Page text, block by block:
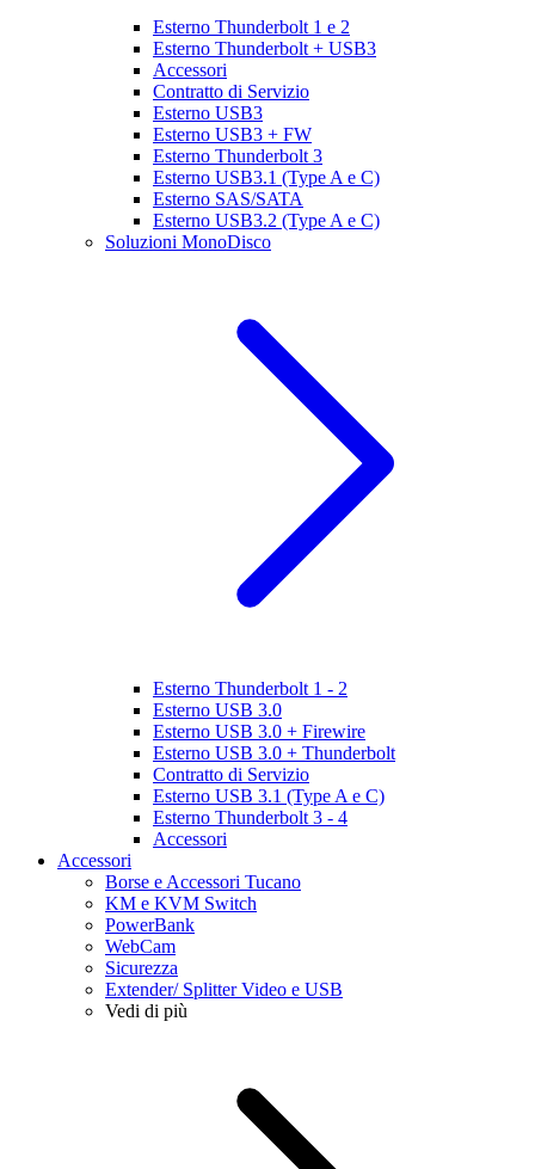
Esterno Thunderbolt 1 e 2
Esterno Thunderbolt + USB3
Accessori
Contratto di Servizio
Esterno USB3
Esterno USB3 + FW
Esterno Thunderbolt 3
Esterno USB3.1 (Type A e C)
Esterno SAS/SATA
Esterno USB3.2 (Type A e C)
Soluzioni MonoDisco
Esterno Thunderbolt 1 - 2
Esterno USB 3.0
Esterno USB 3.0 + Firewire
Esterno USB 3.0 + Thunderbolt
Contratto di Servizio
Esterno USB 3.1 (Type A e C)
Esterno Thunderbolt 3 - 4
Accessori
Accessori
Borse e Accessori Tucano
KM e KVM Switch
PowerBank
WebCam
Sicurezza
Extender/ Splitter Video e USB
Vedi di più